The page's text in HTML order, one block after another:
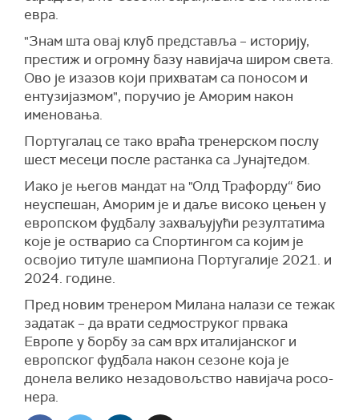
евра.
"Знам шта овај клуб представља – историју,
престиж и огромну базу навијача широм света.
Ово је изазов који прихватам са поносом и
ентузијазмом", поручио је Аморим након
именовања.
Португалац се тако враћа тренерском послу
шест месеци после растанка са Јунајтедом.
Иако је његов мандат на "Олд Трафорду“ био
неуспешан, Аморим је и даље високо цењен у
европском фудбалу захваљујући резултатима
које је остварио са Спортингом са којим је
освојио титуле шампиона Португалије 2021. и
2024. године.
Пред новим тренером Милана налази се тежак
задатак – да врати седмоструког првака
Европе у борбу за сам врх италијанског и
европског фудбала након сезоне која је
донела велико незадовољство навијача росо-
нера.